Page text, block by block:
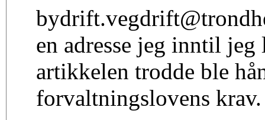
en adresse jeg inntil jeg
artikkelen trodde ble
forvaltningslovens krav.